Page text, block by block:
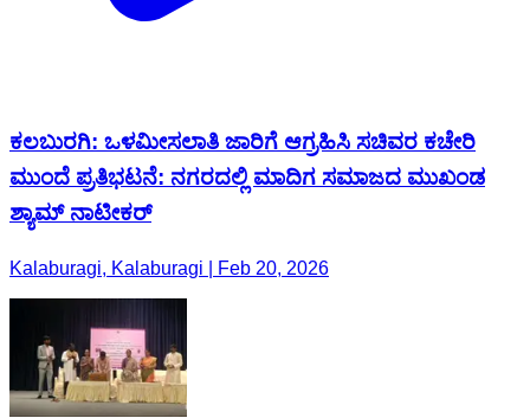
ಕಲಬುರಗಿ: ಒಳಮೀಸಲಾತಿ ಜಾರಿಗೆ ಆಗ್ರಹಿಸಿ ಸಚಿವರ ಕಚೇರಿ
ಮುಂದೆ ಪ್ರತಿಭಟನೆ: ನಗರದಲ್ಲಿ ಮಾದಿಗ ಸಮಾಜದ ಮುಖಂಡ
ಶ್ಯಾಮ್ ನಾಟೀಕರ್
Kalaburagi, Kalaburagi | Feb 20, 2026